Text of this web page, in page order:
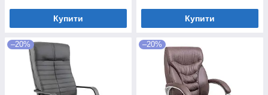
Купити Купити
–20% –20%